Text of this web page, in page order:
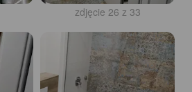
zdjęcie 26 z 33